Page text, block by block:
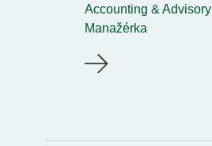
Accounting & Advisory
Manažérka